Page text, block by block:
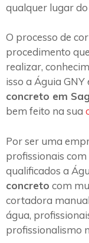
qualquer lugar do
O processo de
procedimento
realizar,
isso a Águia
concreto em
bem feito na sua
Por ser uma
profissionais
qualificados a
concreto com
cortadora
água,
profissionalismo